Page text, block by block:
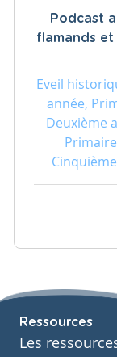
Podcast
flamands et
Eveil
année,
Deuxième
Ressources
Les